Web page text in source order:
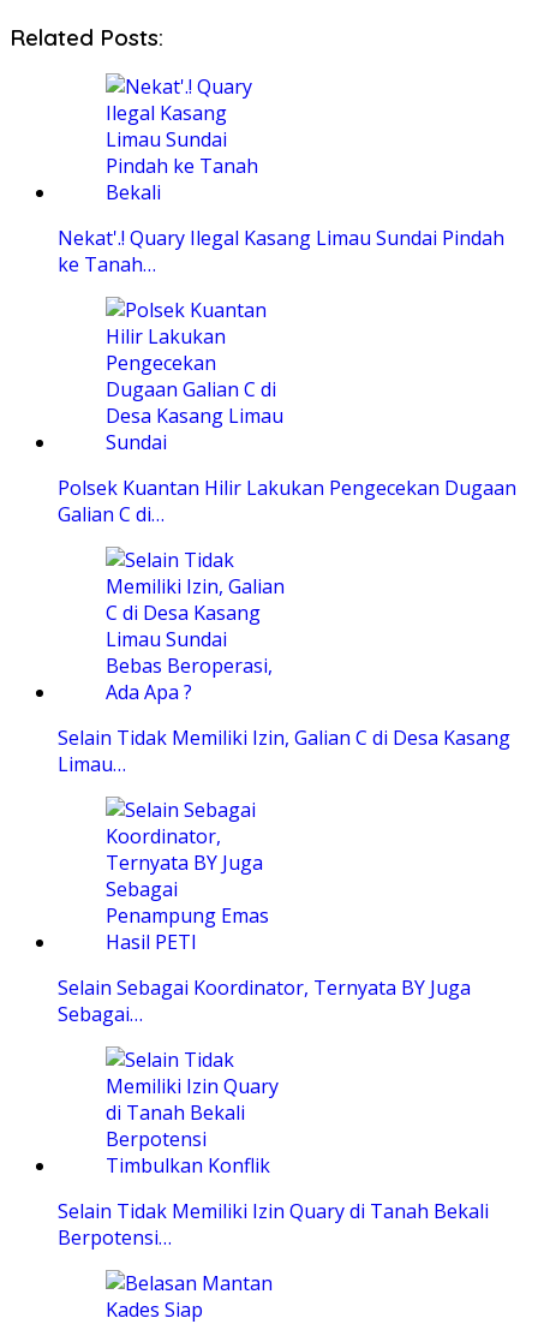
Related Posts:
Nekat'.! Quary Ilegal Kasang Limau Sundai Pindah
ke Tanah…
Polsek Kuantan Hilir Lakukan Pengecekan Dugaan
Galian C di…
Selain Tidak Memiliki Izin, Galian C di Desa Kasang
Limau…
Selain Sebagai Koordinator, Ternyata BY Juga
Sebagai…
Selain Tidak Memiliki Izin Quary di Tanah Bekali
Berpotensi…